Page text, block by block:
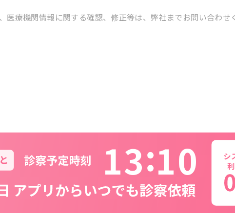
医療機関情報に関する確認、修正等は、弊社までお問い合わせ
13 10